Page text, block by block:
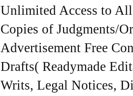
Unlimited Access to
Copies of Judgments/
Advertisement Free
Drafts( Readymade
Writs, Legal Notices,